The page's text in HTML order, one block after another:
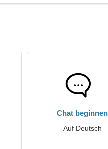
Chat beginnen
Auf Deutsch